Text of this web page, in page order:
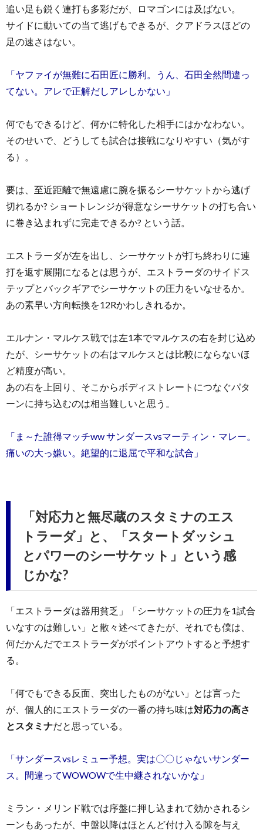
追い足も鋭く連打も多彩だが、ロマゴンには及ばない。
サイドに動いての当て逃げもできるが、クアドラスほどの
足の速さはない。
「ヤファイが無難に石田匠に勝利。うん、石田全然間違っ
てない。アレで正解だしアレしかない」
何でもできるけど、何かに特化した相手にはかなわない。
そのせいで、どうしても試合は接戦になりやすい（気がす
る）。
要は、至近距離で無遠慮に腕を振るシーサケットから逃げ
切れるか? ショートレンジが得意なシーサケットの打ち合い
に巻き込まれずに完走できるか? という話。
エストラーダが左を出し、シーサケットが打ち終わりに連
打を返す展開になるとは思うが、エストラーダのサイドス
テップとバックギアでシーサケットの圧力をいなせるか。
あの素早い方向転換を12Rかわしきれるか。
エルナン・マルケス戦では左1本でマルケスの右を封じ込め
たが、シーサケットの右はマルケスとは比較にならないほ
ど精度が高い。
あの右を上回り、そこからボディストレートにつなぐパタ
ーンに持ち込むのは相当難しいと思う。
「ま～た誰得マッチww サンダースvsマーティン・マレー。
痛いの大っ嫌い。絶望的に退屈で平和な試合」
「対応力と無尽蔵のスタミナのエス
トラーダ」と、「スタートダッシュ
とパワーのシーサケット」という感
じかな?
「エストラーダは器用貧乏」「シーサケットの圧力を1試合
いなすのは難しい」と散々述べてきたが、それでも僕は、
何だかんだでエストラーダがポイントアウトすると予想す
る。
「何でもできる反面、突出したものがない」とは言った
が、個人的にエストラーダの一番の持ち味は対応力の高さ
とスタミナだと思っている。
「サンダースvsレミュー予想。実は〇〇じゃないサンダー
ス。間違ってWOWOWで生中継されないかな」
ミラン・メリンド戦では序盤に押し込まれて効かされるシ
ーンもあったが、中盤以降はほとんど付け入る隙を与え